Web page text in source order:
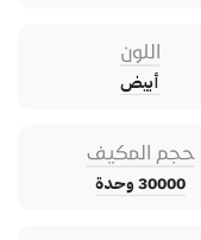
اللون
أبيض
حجم المكيف
30000 وحدة